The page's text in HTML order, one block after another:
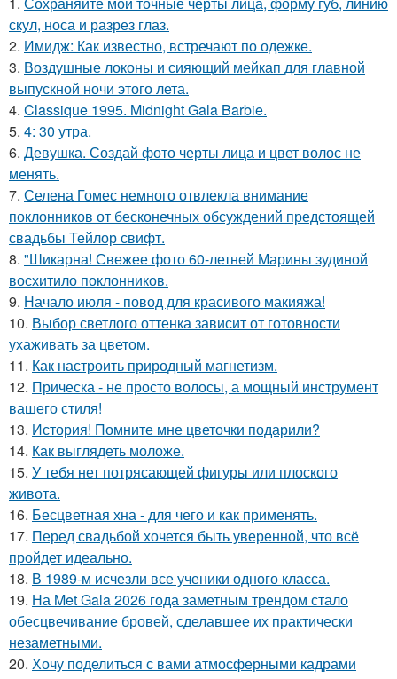
скул, носа и разрез глаз.
2. Имидж: Как известно, встречают по одежке.
3. Воздушные локоны и сияющий мейкап для главной
выпускной ночи этого лета.
4. Classique 1995. Midnight Gala Barbie.
5. 4: 30 утра.
6. Девушка. Создай фото черты лица и цвет волос не
менять.
7. Селена Гомес немного отвлекла внимание
поклонников от бесконечных обсуждений предстоящей
свадьбы Тейлор свифт.
8. "Шикарна! Свежее фото 60-летней Марины зудиной
восхитило поклонников.
9. Начало июля - повод для красивого макияжа!
10. Выбор светлого оттенка зависит от готовности
ухаживать за цветом.
11. Как настроить природный магнетизм.
12. Прическа - не просто волосы, а мощный инструмент
вашего стиля!
13. История! Помните мне цветочки подарили?
14. Как выглядеть моложе.
15. У тебя нет потрясающей фигуры или плоского
живота.
16. Бесцветная хна - для чего и как применять.
17. Перед свадьбой хочется быть уверенной, что всё
пройдет идеально.
18. В 1989-м исчезли все ученики одного класса.
19. На Met Gala 2026 года заметным трендом стало
обесцвечивание бровей, сделавшее их практически
незаметными.
20. Хочу поделиться с вами атмосферными кадрами